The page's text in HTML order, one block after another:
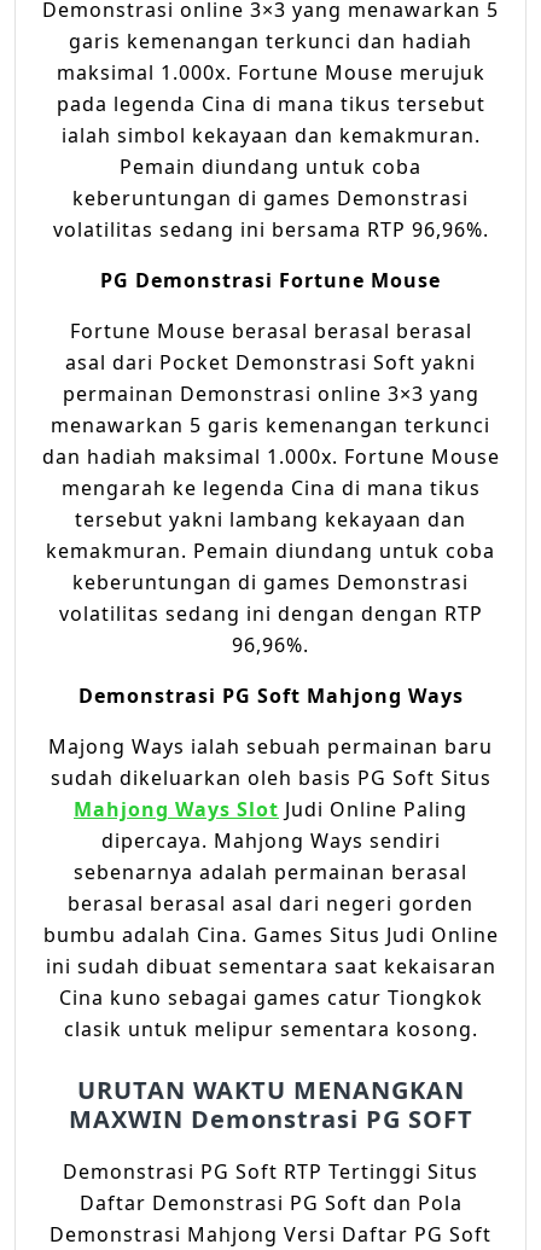
Demonstrasi online 3×3 yang menawarkan 5
garis kemenangan terkunci dan hadiah
maksimal 1.000x. Fortune Mouse merujuk
pada legenda Cina di mana tikus tersebut
ialah simbol kekayaan dan kemakmuran.
Pemain diundang untuk coba
keberuntungan di games Demonstrasi
volatilitas sedang ini bersama RTP 96,96%.
PG Demonstrasi Fortune Mouse
Fortune Mouse berasal berasal berasal
asal dari Pocket Demonstrasi Soft yakni
permainan Demonstrasi online 3×3 yang
menawarkan 5 garis kemenangan terkunci
dan hadiah maksimal 1.000x. Fortune Mouse
mengarah ke legenda Cina di mana tikus
tersebut yakni lambang kekayaan dan
kemakmuran. Pemain diundang untuk coba
keberuntungan di games Demonstrasi
volatilitas sedang ini dengan dengan RTP
96,96%.
Demonstrasi PG Soft Mahjong Ways
Majong Ways ialah sebuah permainan baru
sudah dikeluarkan oleh basis PG Soft Situs
Mahjong Ways Slot Judi Online Paling
dipercaya. Mahjong Ways sendiri
sebenarnya adalah permainan berasal
berasal berasal asal dari negeri gorden
bumbu adalah Cina. Games Situs Judi Online
ini sudah dibuat sementara saat kekaisaran
Cina kuno sebagai games catur Tiongkok
clasik untuk melipur sementara kosong.
URUTAN WAKTU MENANGKAN
MAXWIN Demonstrasi PG SOFT
Demonstrasi PG Soft RTP Tertinggi Situs
Daftar Demonstrasi PG Soft dan Pola
Demonstrasi Mahjong Versi Daftar PG Soft